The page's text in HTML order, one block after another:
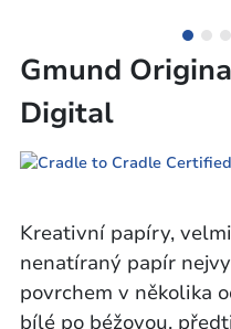
Gmund
Digital
Kreativní papíry,
nenatíraný papír
povrchem v několika
bílé po béžovou,